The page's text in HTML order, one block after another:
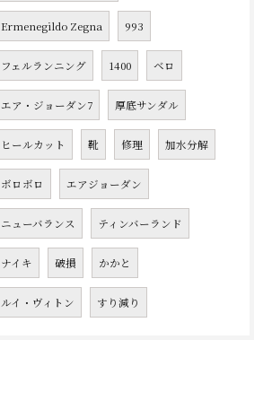
Ermenegildo Zegna 993
フェルランニング 1400 ベロ
エア・ジョーダン7 厚底サンダル
ヒールカット 靴 修理 加水分解
ボロボロ エアジョーダン
ニューバランス ティンバーランド
ナイキ 破損 かかと
ルイ・ヴィトン すり減り